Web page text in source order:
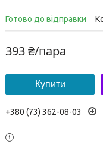
Готово до відправки
393 ₴/пара
Купити
+380 (73) 362-08-03